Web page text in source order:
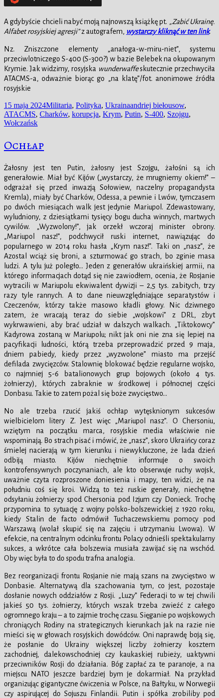
A gdybyście chcieli nabyć moją najnowszą książkę pt. „Zabić Ukrainę.
Alfabet rosyjskiej agresji”z autografem, wystarczy kliknąć w ten link.
Nz. Zniszczone elementy „anałoga-w-miru-niet”, systemu
przeciwlotniczego S-400 (S-300?) w bazie Belebek na okupowanym
Krymie. Jak widzimy, rosyjska wunderwaffeskutecznie przechwyciła
ATACMS-a, odważnie biorąc go „na klatę”/fot. anonimowe źródła
rosyjskie
Data
publikacji
15 maja 2024Kategorie
Militaria, Polityka, UkrainaTagi
andriej biełousow,
ATACMS, Charków, korupcja, Krym, Putin, S-400, Szojgu,
Wołczańsk
Ochłap
Żałosny jest ten Putin, żałosny jest Szojgu, żałośni są ich
generałowie. Miał być Kijów („wystarczy, że mrugniemy okiem!” –
odgrażał się przed inwazją Sołowiew, naczelny propagandysta
Kremla), miały być Charków, Odessa, a pewnie i Lwów, tymczasem
po dwóch miesiącach walk jest jedynie Mariupol. Zdewastowany,
wyludniony, z dziesiątkami tysięcy bogu ducha winnych, martwych
cywilów. „Wyzwolony!”, jak orzekł wczoraj minister obrony.
„Mariupol nasz!”, podchwycił ruski internet, nawiązując do
popularnego w 2014 roku hasła „Krym nasz!”. Taki on „nasz”, że
Azostal wciąż się broni, a szturmować go strach, bo zginie masa
ludzi. A tylu już poległo… Jeden z generałów ukraińskiej armii, na
którego informacjach dotąd się nie zawiodłem, ocenia, że Rosjanie
wytracili w Mariupolu ekwiwalent dywizji – 2,5 tys. zabitych, trzy
razy tyle rannych. A to dane nieuwzględniające separatystów i
Czeczenów, którzy także masowo kładli głowy. Nic dziwnego
zatem, że wracają teraz do siebie „wojskowi” z DRL, zbyt
wykrwawieni, aby brać udział w dalszych walkach. „Tiktokowcy”
Kadyrowa zostaną w Mariupolu; nikt jak oni nie zna się lepiej na
pacyfikacji ludności, którą trzeba przeprowadzić przed 9 maja,
dniem pabiedy, kiedy przez „wyzwolone” miasto ma przejść
defilada zwycięzców. Stalownię blokować będzie regularne wojsko,
co najmniej 5-6 batalionowych grup bojowych (około 4 tys.
żołnierzy), których zabraknie w środkowej i północnej części
Donbasu. Takie to zatem pożal się boże zwycięstwo…
No ale trzeba rzucić jakiś ochłap wytęsknionym sukcesów
wielbicielom litery Z. Jest więc „Mariupol nasz”. O Chersoniu,
wziętym na początku marca, rosyjskie media właściwie nie
wspominają. Bo strach pisać i mówić, że „nasz”, skoro Ukraińcy coraz
śmielej nacierają w tym kierunku i niewykluczone, że lada dzień
odbiją miasto. Kijów niechętnie informuje o swoich
kontrofensywnych poczynaniach, ale kto obserwuje ruchy wojsk,
uważnie czyta rozproszone doniesienia i mapy, ten widzi, że na
południu coś się kroi. Widzą to też ruskie generały, niechętne
odsyłaniu żołnierzy spod Chersonia pod Izjum czy Donieck. Trochę
przypomina to sytuację z wojny polsko-bolszewickiej z 1920 roku,
kiedy Stalin de facto odmówił Tuchaczewskiemu pomocy pod
Warszawą (wolał skupić się na zajęciu i utrzymaniu Lwowa). W
efekcie, na centralnym odcinku frontu Polacy odnieśli spektakularny
sukces, a wkrótce cała bolszewia musiała zawijać się na wschód.
Oby więc była to do spodu trafna analogia.
Bez reorganizacji frontu Rosjanie nie mają szans na zwycięstwo w
Donbasie. Alternatywą dla szachowania tym, co jest, pozostaje
dosłanie nowych oddziałów z Rosji. „Luzy” Federacji to w tej chwili
jakieś 50 tys. żołnierzy, których wszak trzeba zwieźć z całego
ogromnego kraju – a to zajmie trochę czasu. Sięganie po wojskowych
chroniących Rodiny na strategicznych kierunkach jak na razie nie
mieści się w głowach rosyjskich dowódców. Oni naprawdę boją się,
że posłanie do Ukrainy większej liczby żołnierzy kosztem
zachodniej, dalekowschodniej czy kaukaskiej rubieży, uaktywni
przeciwników Rosji do działania. Bóg zapłać za te paranoje, a na
miejscu NATO jeszcze bardziej bym je dokarmiał. Na przykład
organizując gigantyczne ćwiczenia w Polsce, na Bałtyku, w Norwegii
czy aspirującej do Sojuszu Finlandii. Putin i spółka zrobiliby pod